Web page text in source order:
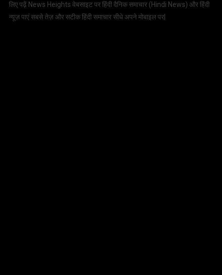
लिए पढ़ें News Heights वेबसाइट पर हिंदी दैनिक समाचार (Hindi News) और हिंदी
न्यूज़ पाएं सबसे तेज़ और सटीक हिंदी समाचार सीधे अपने मोबाइल पर|